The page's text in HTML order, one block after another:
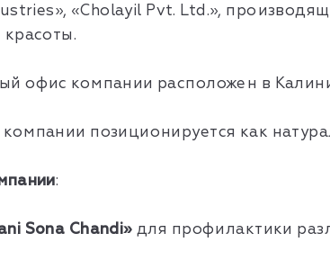
«Cholayil Pvt. Ltd.»,
офис компании расположен в
позиционируется как
:
Sona Chandi» для профилактики